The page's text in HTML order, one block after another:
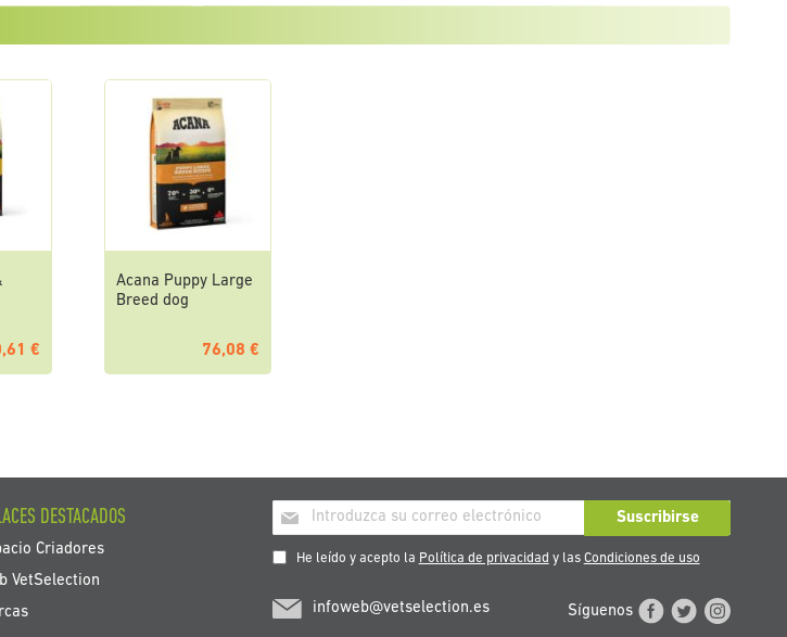
€
Acana Puppy Large
Breed dog
76,08 €
Inscríbase
a
nuestro
de
noticias:
Suscribirse
He leído y acepto la Política de privacidad y las Condiciones de uso
DESTACADOS
Criadores
VetSelection
infoweb@vetselection.es Síguenos